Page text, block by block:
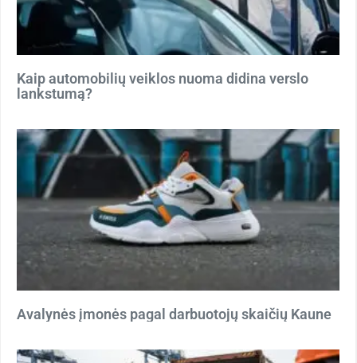
Kaip automobilių veiklos nuoma didina verslo
lankstumą?
Avalynės įmonės pagal darbuotojų skaičių Kaune